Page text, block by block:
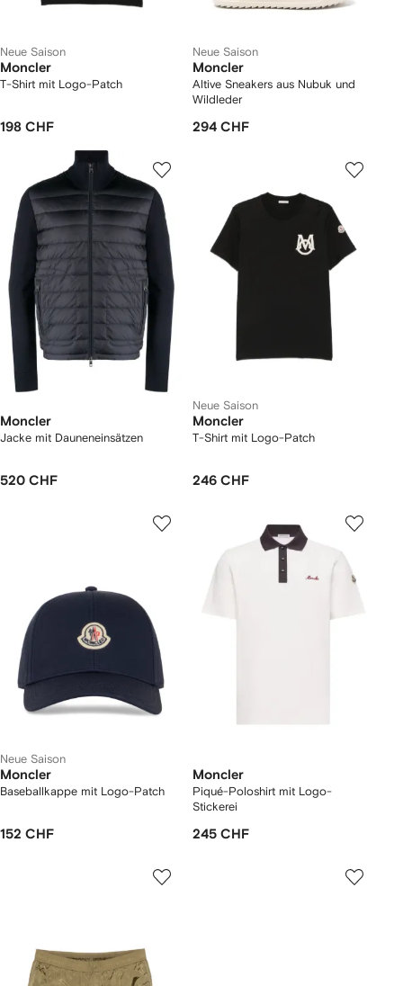
Neue Saison
Moncler
T-Shirt mit Logo-Patch
198 CHF
Neue Saison
Moncler
Altive Sneakers aus Nubuk und
Wildleder
294 CHF
Moncler
Jacke mit Dauneneinsätzen
520 CHF
Neue Saison
Moncler
T-Shirt mit Logo-Patch
246 CHF
Neue Saison
Moncler
Baseballkappe mit Logo-Patch
152 CHF
Moncler
Piqué-Poloshirt mit Logo-
Stickerei
245 CHF